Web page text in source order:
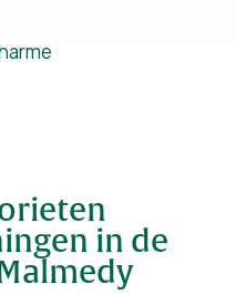
in de